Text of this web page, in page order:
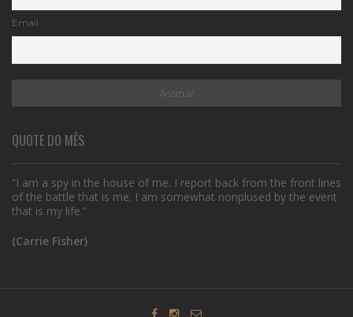
Email
QUOTE DO MÊS
“I am a spy in the house of me. I report back from the front lines
of the battle that is me. I am somewhat nonplused by the event
that is my life.”
(Carrie Fisher)